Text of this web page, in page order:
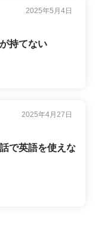
2025年5月4日
持てない
2025年4月27日
で英語を使えな